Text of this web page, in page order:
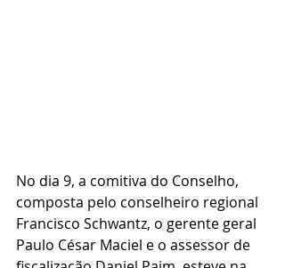
No dia 9, a comitiva do Conselho,
composta pelo conselheiro regional
Francisco Schwantz, o gerente geral
Paulo César Maciel e o assessor de